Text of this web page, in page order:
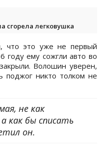
сгорела легковушка
что это уже не первый
году ему сожгли авто во
Волошин уверен,
поджог никто толком не
не как
как бы списать
он.